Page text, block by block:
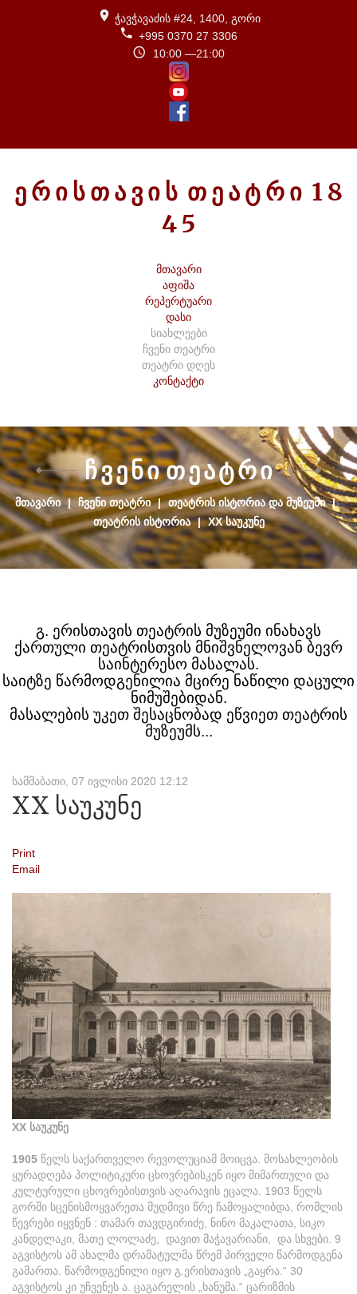
ჭავჭავაძის #24, 1400, გორი
+995 0370 27 3306
10:00 —21:00
ᲔᲠᲘᲡᲗᲐᲕᲘᲡ ᲗᲔᲐᲢᲠᲘ 1 8
45
მთავარი
აფიშა
რეპერტუარი
დასი
სიახლეები
ჩვენი თეატრი
თეატრი დღეს
კონტაქტი
ᲩᲕᲔᲜᲘ ᲗᲔᲐᲢᲠᲘ
ᲛᲗᲐᲕᲐᲠᲘ | ᲩᲕᲔᲜᲘ ᲗᲔᲐᲢᲠᲘ | ᲗᲔᲐᲢᲠᲘᲡ ᲘᲡᲢᲝᲠᲘᲐ ᲓᲐ ᲛᲣᲖᲔᲣᲛᲘ |
ᲗᲔᲐᲢᲠᲘᲡ ᲘᲡᲢᲝᲠᲘᲐ | XX ᲡᲐᲣᲙᲣᲜᲔ
გ. ერისთავის თეატრის მუზეუმი ინახავს
ქართული თეატრისთვის მნიშვნელოვან ბევრ
საინტერესო მასალას.
საიტზე წარმოდგენილია მცირე ნაწილი დაცული
ნიმუშებიდან.
მასალების უკეთ შესაცნობად ეწვიეთ თეატრის
მუზეუმს...
სამშაბათი, 07 ივლისი 2020 12:12
XX საუკუნე
Print
Email
XX საუკუნე
1905 წელს საქართველო რევოლუციამ მოიცვა. მოსახლეობის
ყურადღება პოლიტიკური ცხოვრებისკენ იყო მიმართული და
კულტურული ცხოვრებისთვის აღარავის ეცალა. 1903 წელს
გორში სცენისმოყვარეთა მუდმივი წრე ჩამოყალიბდა, რომლის
წევრები იყვნენ : თამარ თავდგირიძე, ნინო მაკალათა, სიკო
კანდელაკი, მათე ლოლაძე, დავით მაჭავარიანი, და სხვები. 9
აგვისტოს ამ ახალმა დრამატულმა წრემ პირველი წარმოდგენა
გამართა. წარმოდგენილი იყო გ.ერისთავის „გაყრა.“ 30
აგვისტოს კი უჩვენეს ა. ცაგარელის „ხანუმა.“ ცარიზმის